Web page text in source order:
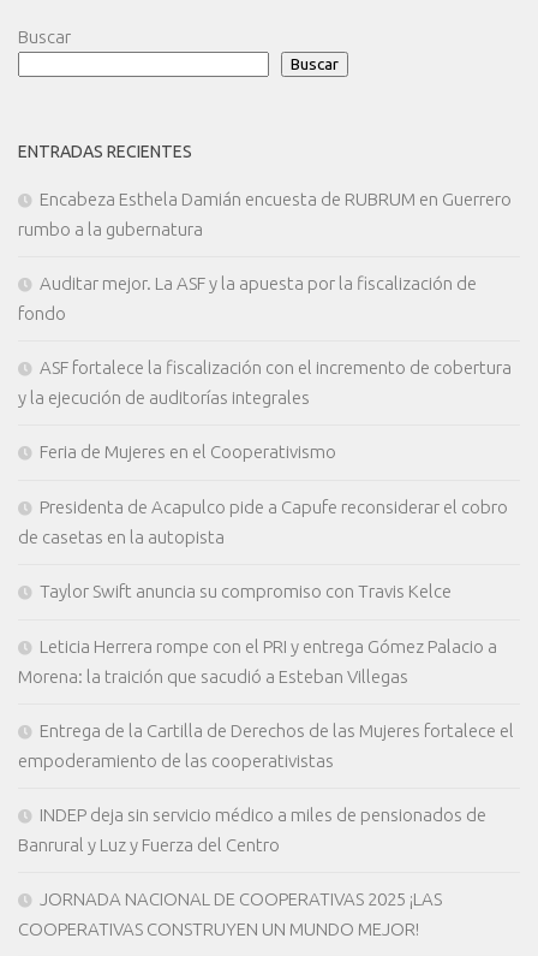
Buscar
Buscar
ENTRADAS RECIENTES
Encabeza Esthela Damián encuesta de RUBRUM en Guerrero
rumbo a la gubernatura
Auditar mejor. La ASF y la apuesta por la fiscalización de
fondo
ASF fortalece la fiscalización con el incremento de cobertura
y la ejecución de auditorías integrales
Feria de Mujeres en el Cooperativismo
Presidenta de Acapulco pide a Capufe reconsiderar el cobro
de casetas en la autopista
Taylor Swift anuncia su compromiso con Travis Kelce
Leticia Herrera rompe con el PRI y entrega Gómez Palacio a
Morena: la traición que sacudió a Esteban Villegas
Entrega de la Cartilla de Derechos de las Mujeres fortalece el
empoderamiento de las cooperativistas
INDEP deja sin servicio médico a miles de pensionados de
Banrural y Luz y Fuerza del Centro
JORNADA NACIONAL DE COOPERATIVAS 2025 ¡LAS
COOPERATIVAS CONSTRUYEN UN MUNDO MEJOR!